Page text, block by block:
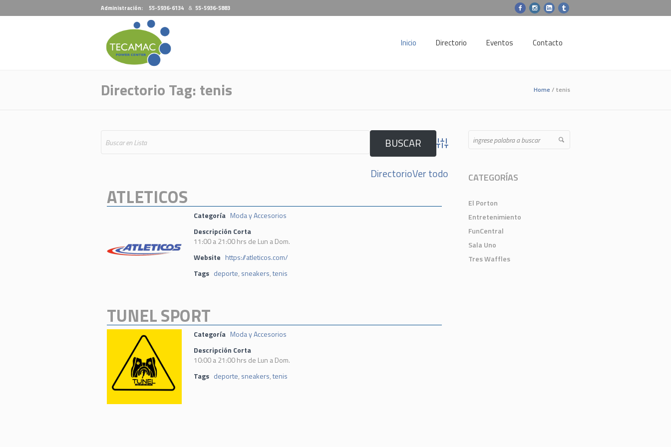
Administración: 55-5936-6134 & 55-5936-5883
Inicio Directorio Eventos Contacto
Directorio Tag: tenis Home / tenis
Advanced Search
DirectorioVer todo
ATLETICOS
Categoría Moda y Accesorios
Descripción Corta
11:00 a 21:00 hrs de Lun a Dom.
Website https://atleticos.com/
Tags deporte, sneakers,tenis
TUNEL SPORT
Categoría Moda y Accesorios
Descripción Corta
10:00 a 21:00 hrs de Lun a Dom.
Tags deporte, sneakers,tenis
CATEGORÍAS
El Porton
Entretenimiento
FunCentral
Sala Uno
Tres Waffles